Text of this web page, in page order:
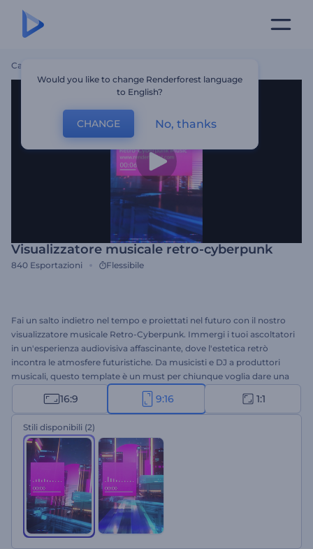
Casa
Visualizzatore musicale retro-cyberpunk
840 Esportazioni Flessibile
Fai un salto indietro nel tempo e proiettati nel futuro con il nostro
visualizzatore musicale Retro-Cyberpunk. Immergi i tuoi ascoltatori
in un'esperienza audiovisiva affascinante, dove l'estetica retrò
incontra le atmosfere futuristiche. Da musicisti e DJ a produttori
musicali, questo template è un must per chiunque voglia dare una
marcia in più ai propri brani. Carica la tua traccia audio, inserisci il
titolo del brano e il nome dell'artista e lascia che il
visualizzatore
vita alla tua musica. Crea ora e porta il tuo pubblico in un viaggio
nel tempo e nello spazio!
16:9 9:16 1:1
Stili disponibili (2)
Would you like to change Renderforest language
to English?
CHANGE No, thanks